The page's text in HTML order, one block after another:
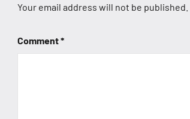
Your email address will not be published.
Comment*